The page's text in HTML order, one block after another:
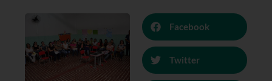
Facebook
Twitter